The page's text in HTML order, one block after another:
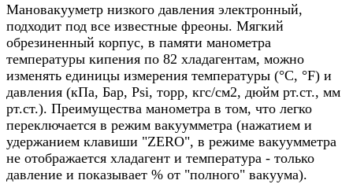
Мановакууметр низкого давления электронный,
подходит под все известные фреоны. Мягкий
обрезиненный корпус, в памяти манометра
температуры кипения по 82 хладагентам, можно
изменять единицы измерения температуры (°C, °F) и
давления (кПа, Бар, Psi, торр, кгс/см2, дюйм рт.ст., мм
рт.ст.). Преимущества манометра в том, что легко
переключается в режим вакуумметра (нажатием и
удержанием клавиши "ZERO", в режиме вакуумметра
не отображается хладагент и температура - только
давление и показывает % от "полного" вакуума).